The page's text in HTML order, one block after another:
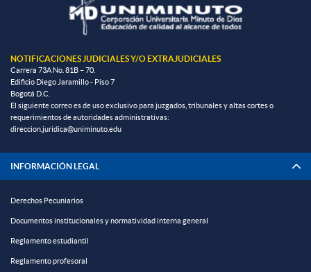
NOTIFICACIONES JUDICIALES Y/O EXTRAJUDICIALES
Carrera 73A No. 81B – 70.
Edificio Diego Jaramillo - Piso 7
Bogotá D.C.
El siguiente correo es de uso exclusivo para juzgados, tribunales y altas cortes o
requerimientos de autoridades administrativas:
direccion.juridica@uniminuto.edu
INFORMACIÓN LEGAL
Derechos Pecuniarios
Documentos institucionales y normatividad interna general
Reglamento estudiantil
Reglamento profesoral